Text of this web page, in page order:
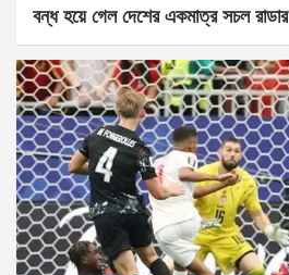
বন্ধ হয়ে গেল দেশের একমাত্র সচল রাডার